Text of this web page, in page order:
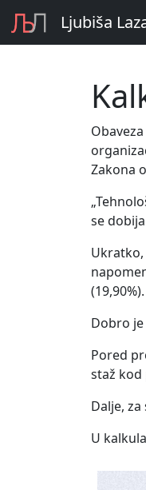
Ljubiša
Zakona
se
Dobro
Pored
staž kod
Dalje,
U